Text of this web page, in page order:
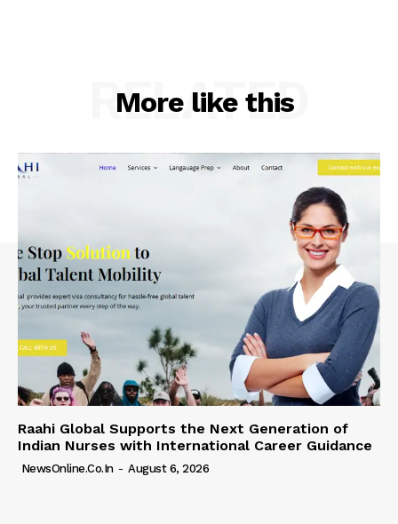
More like this
RELATED
Raahi Global Supports the Next Generation of
Indian Nurses with International Career Guidance
NewsOnline.co.in - August 6, 2026